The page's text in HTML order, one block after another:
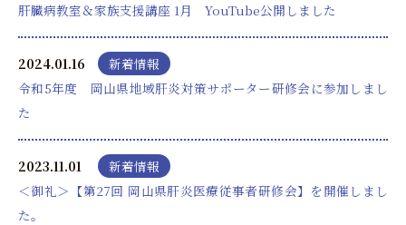
肝臓病教室＆家族支援講座 1月 YouTube公開しました
2024.01.16
新着情報
令和5年度 岡山県地域肝炎対策サポーター研修会に参加しまし
た
2023.11.01
新着情報
＜御礼＞【第27回 岡山県肝炎医療従事者研修会】を開催しまし
た。